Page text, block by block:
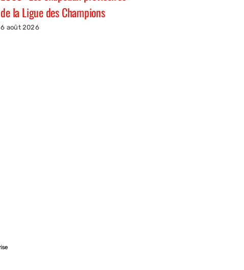
de la Ligue des Champions
6 août 2026